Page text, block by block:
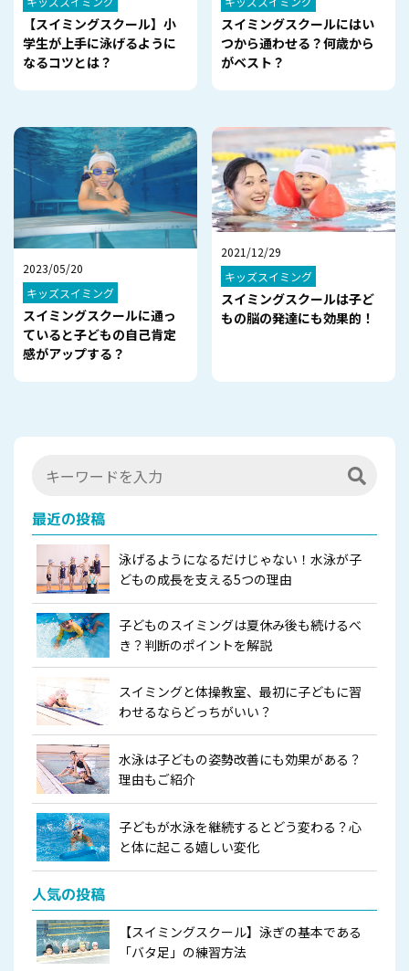
【スイミングスクール】小
学生が上手に泳げるように
なるコツとは？
スイミングスクールにはい
つから通わせる？何歳から
がベスト？
2023/05/20
キッズスイミング
スイミングスクールに通っ
ていると子どもの自己肯定
感がアップする？
2021/12/29
キッズスイミング
スイミングスクールは子ど
もの脳の発達にも効果的！
最近の投稿
泳げるようになるだけじゃない！水泳が子
どもの成長を支える5つの理由
子どものスイミングは夏休み後も続けるべ
き？判断のポイントを解説
スイミングと体操教室、最初に子どもに習
わせるならどっちがいい？
水泳は子どもの姿勢改善にも効果がある？
理由もご紹介
子どもが水泳を継続するとどう変わる？心
と体に起こる嬉しい変化
人気の投稿
【スイミングスクール】泳ぎの基本である
「バタ足」の練習方法